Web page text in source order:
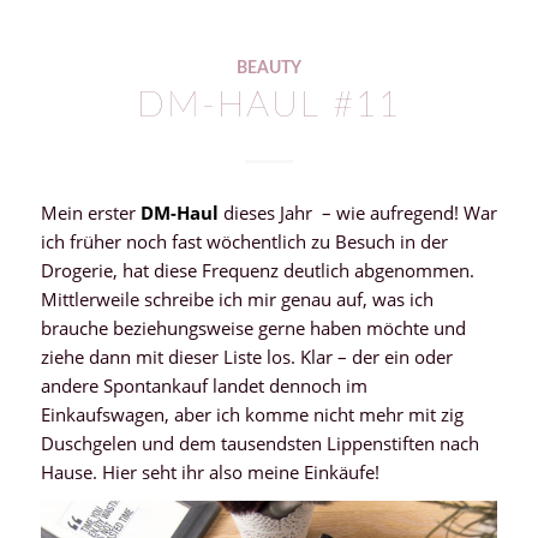
BEAUTY
DM-HAUL #11
Mein erster DM-Haul dieses Jahr – wie aufregend! War
ich früher noch fast wöchentlich zu Besuch in der
Drogerie, hat diese Frequenz deutlich abgenommen.
Mittlerweile schreibe ich mir genau auf, was ich
brauche beziehungsweise gerne haben möchte und
ziehe dann mit dieser Liste los. Klar – der ein oder
andere Spontankauf landet dennoch im
Einkaufswagen, aber ich komme nicht mehr mit zig
Duschgelen und dem tausendsten Lippenstiften nach
Hause. Hier seht ihr also meine Einkäufe!